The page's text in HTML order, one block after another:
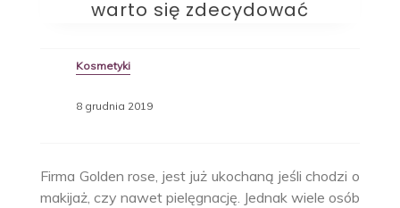
warto się zdecydować
Kosmetyki
8 grudnia 2019
Firma Golden rose, jest już ukochaną jeśli chodzi o
makijaż, czy nawet pielęgnację. Jednak wiele osób